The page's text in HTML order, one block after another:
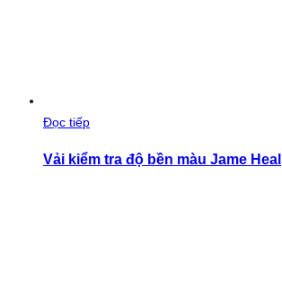
Đọc tiếp
Vải kiểm tra độ bền màu Jame Heal